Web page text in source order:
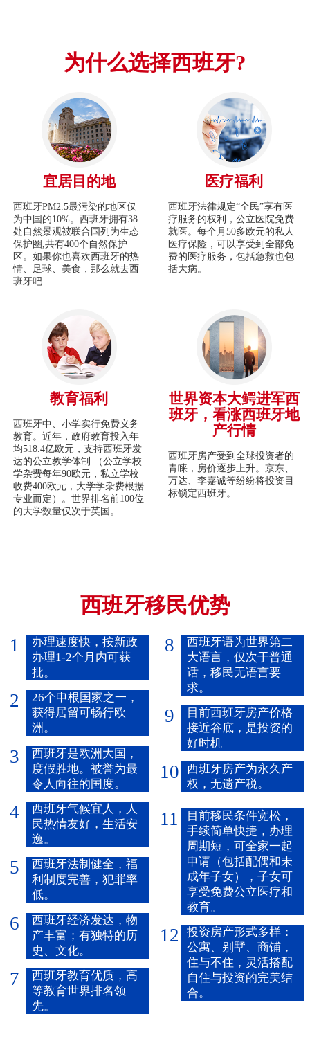
为什么选择西班牙?
宜居目的地
西班牙PM2.5最污染的地区仅
为中国的10%。西班牙拥有38
处自然景观被联合国列为生态
保护圈,共有400个自然保护
区。如果你也喜欢西班牙的热
情、足球、美食，那么就去西
班牙吧
医疗福利
西班牙法律规定“全民”享有医
疗服务的权利，公立医院免费
就医。每个月50多欧元的私人
医疗保险，可以享受到全部免
费的医疗服务，包括急救也包
括大病。
教育福利
西班牙中、小学实行免费义务
教育。近年，政府教育投入年
均518.4亿欧元，支持西班牙发
达的公立教学体制 （公立学校
学杂费每年90欧元，私立学校
收费400欧元，大学学杂费根据
专业而定）。世界排名前100位
的大学数量仅次于英国。
世界资本大鳄进军西
班牙，看涨西班牙地
产行情
西班牙房产受到全球投资者的
青睐，房价逐步上升。京东、
万达、李嘉诚等纷纷将投资目
标锁定西班牙。
西班牙移民优势
1
办理速度快，按新政
办理1-2个月内可获
批。
2
26个申根国家之一，
获得居留可畅行欧
洲。
3
西班牙是欧洲大国，
度假胜地。被誉为最
令人向往的国度。
4
西班牙气候宜人，人
民热情友好，生活安
逸。
5
西班牙法制健全，福
利制度完善，犯罪率
低。
6
西班牙经济发达，物
产丰富；有独特的历
史、文化。
7
西班牙教育优质，高
等教育世界排名领
先。
8
西班牙语为世界第二
大语言，仅次于普通
话，移民无语言要
求。
9
目前西班牙房产价格
接近谷底，是投资的
好时机
10
西班牙房产为永久产
权，无遗产税。
11
目前移民条件宽松，
手续简单快捷，办理
周期短，可全家一起
申请（包括配偶和未
成年子女），子女可
享受免费公立医疗和
教育。
12
投资房产形式多样：
公寓、别墅、商铺，
住与不住，灵活搭配
自住与投资的完美结
合。